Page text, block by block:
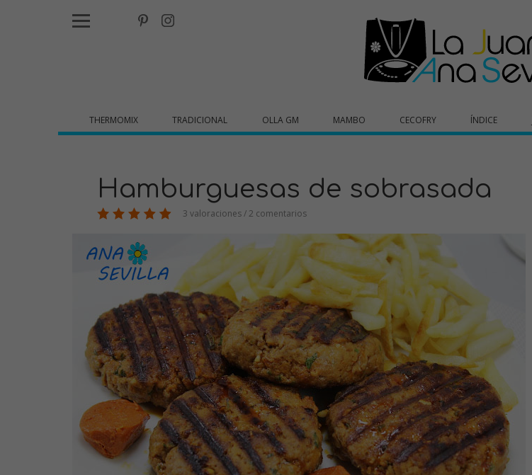
THERMOMIX TRADICIONAL OLLA GM MAMBO CECOFRY ÍNDICE
Hamburguesas de sobrasada
3 valoraciones / 2 comentarios